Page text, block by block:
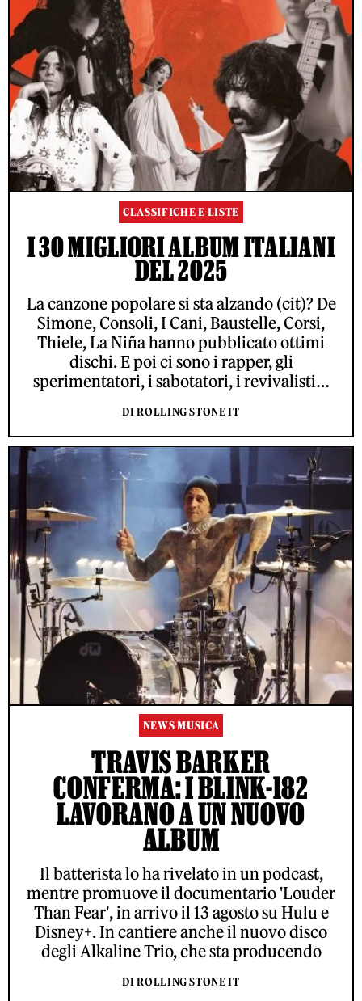
CLASSIFICHE E LISTE
I 30 MIGLIORI ALBUM ITALIANI
DEL 2025
La canzone popolare si sta alzando (cit)? De
Simone, Consoli, I Cani, Baustelle, Corsi,
Thiele, La Niña hanno pubblicato ottimi
dischi. E poi ci sono i rapper, gli
sperimentatori, i sabotatori, i revivalisti…
DI ROLLING STONE IT
NEWS MUSICA
TRAVIS BARKER
CONFERMA: I BLINK-182
LAVORANO A UN NUOVO
ALBUM
Il batterista lo ha rivelato in un podcast,
mentre promuove il documentario 'Louder
Than Fear', in arrivo il 13 agosto su Hulu e
Disney+. In cantiere anche il nuovo disco
degli Alkaline Trio, che sta producendo
DI ROLLING STONE IT